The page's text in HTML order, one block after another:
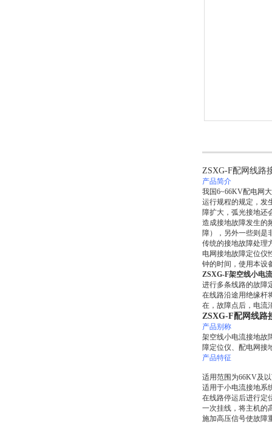
ZSXG-F配网线路
产品简介
我国6~66KV配电网
运行规程的规定，发
障扩大，弧光接地还
造成接地故障发生的
障），另外一些则是
传统的接地故障处理
电网接地故障定位仪
钟的时间，使用本设
ZSXG-F架空线小电
进行多条线路的故障
在线路沿途用绝缘杆
在，故障点后，电流
ZSXG-F配网线路
产品别称
架空线小电流接地故
障定位仪、配电网接
产品特征
适用范围为66KV及
适用于小电流接地系
在线路停运后进行定
一次挂线，将主机的
施加高压信号使故障